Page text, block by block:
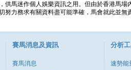
供馬迷作個人娛樂資訊之用。但由於香港馬
努力務求有關資料盡可能準確，馬會就此並
賽馬消息及資訊
賽馬消息
分析
速勢能